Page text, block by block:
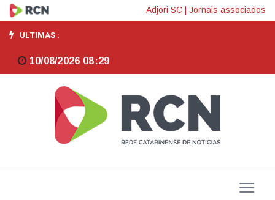
Sebrae/SC
e
Creci-
lançam
maior
programa
Adjori SC Jornais associados
ULTIMAS :
10/08/2026 08:29